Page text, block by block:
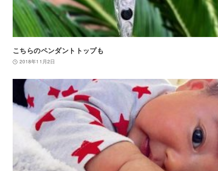
こちらのペンダントトップも
2018年11月2日